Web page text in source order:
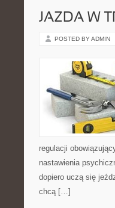
JAZDA W
POSTED BY ADMIN
regulacji
nastawienia
dopiero uczą się
chcą […]